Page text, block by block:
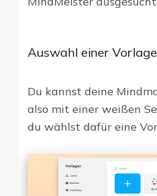
Auswahl einer Vorlage
Du kannst deine
also mit einer weißen
du wählst dafür eine